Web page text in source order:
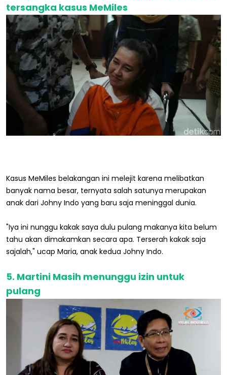
tersangka kasus MeMiles
Kasus MeMiles belakangan ini melejit karena melibatkan
banyak nama besar, ternyata salah satunya merupakan
anak dari Johny Indo yang baru saja meninggal dunia.
"Iya ini nunggu kakak saya dulu pulang makanya kita belum
tahu akan dimakamkan secara apa. Terserah kakak saja
sajalah," ucap Maria, anak kedua Johny Indo.
5. Martini Masih menunggu izin untuk
pulang